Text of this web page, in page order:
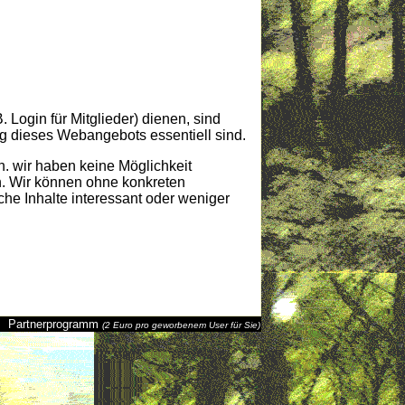
Login für Mitglieder) dienen, sind
dieses Webangebots essentiell sind.
wir haben keine Möglichkeit
Wir können ohne konkreten
Inhalte interessant oder weniger
Partnerprogramm (2 Euro pro geworbenem User für Sie)